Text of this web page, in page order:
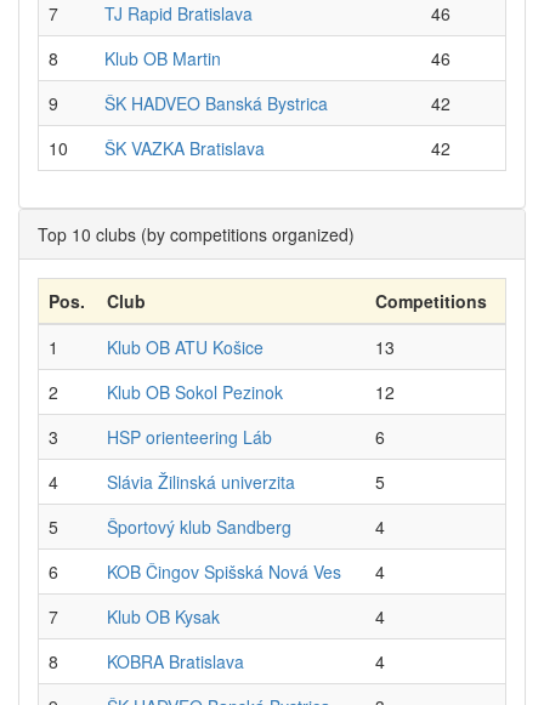
7
TJ Rapid Bratislava
46
8
Klub OB Martin
46
9
ŠK HADVEO Banská Bystrica
42
10
ŠK VAZKA Bratislava 42
Top 10 clubs (by competitions organized)
Pos. Club
Competitions
1
Klub OB ATU Košice
13
2
Klub OB Sokol Pezinok
12
3
HSP orienteering Láb
6
4
Slávia Žilinská univerzita
5
5
Športový klub Sandberg
4
6
KOB Čingov Spišská Nová Ves
4
7
Klub OB Kysak
4
8
KOBRA Bratislava
4